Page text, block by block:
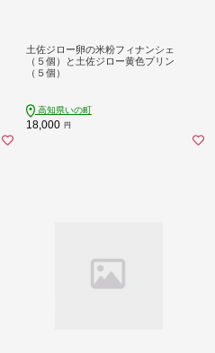
土佐ジロー卵の米粉フィナンシェ
（５個）と土佐ジロー黄色プリン
（５個）
高知県いの町
18,000 円